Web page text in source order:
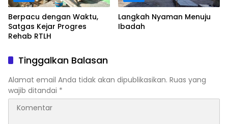
Berpacu dengan Waktu,
Satgas Kejar Progres
Rehab RTLH
Langkah Nyaman Menuju
Ibadah
Tinggalkan Balasan
Alamat email Anda tidak akan dipublikasikan. Ruas yang
wajib ditandai *